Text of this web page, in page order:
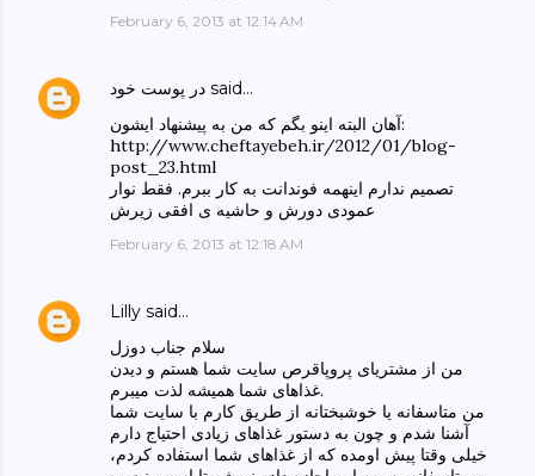
February 6, 2013 at 12:14 AM
در پوست خود said…
آهان البته اینو بگم که من به پیشنهاد ایشون:
http://www.cheftayebeh.ir/2012/01/blog-
post_23.html
تصمیم ندارم اینهمه فوندانت به کار ببرم. فقط نوار
عمودی دورش و حاشیه ی افقی زیرش
February 6, 2013 at 12:18 AM
Lilly said…
سلام جناب دوزل
من از مشتریای پروپاقرص سایت شما هستم و دیدن
غذاهای شما همیشه لذت میبرم.
من متاسفانه یا خوشبختانه از طریق کارم با سایت شما
آشنا شدم و چون به دستور غذاهای زیادی احتیاج دارم
خیلی وقتا پیش اومده که از غذاهای شما استفاده کردم،